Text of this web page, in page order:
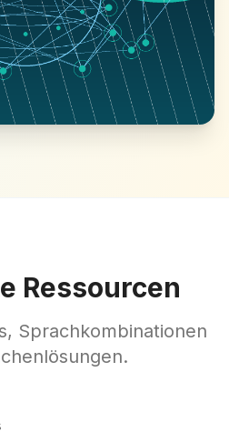
Ressourcen
Sprachkombinationen